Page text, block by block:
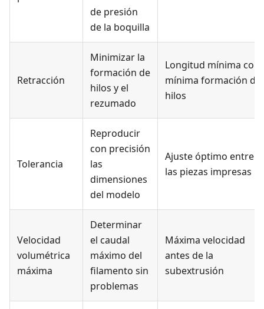
de presión
de la boquilla
Retracción
Minimizar la
formación de
hilos y el
rezumado
Longitud mínima con
mínima formación de
hilos
Tolerancia
Reproducir
con precisión
las
dimensiones
del modelo
Ajuste óptimo entre
las piezas impresas
Velocidad
volumétrica
máxima
Determinar
el caudal
máximo del
filamento sin
problemas
Máxima velocidad
antes de la
subextrusión